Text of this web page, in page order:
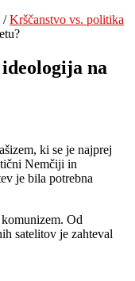
/ Krščanstvo vs. politika
na
ki se je najprej
Nemčiji in
je bila potrebna
Od
satelitov je zahteval